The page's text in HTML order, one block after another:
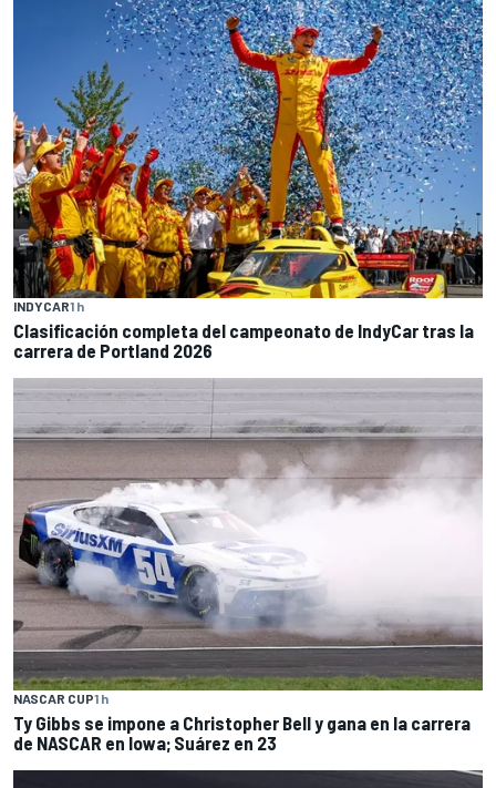
INDYCAR1 h
Clasificación completa del campeonato de IndyCar tras la
carrera de Portland 2026
NASCAR CUP1 h
Ty Gibbs se impone a Christopher Bell y gana en la carrera
de NASCAR en Iowa; Suárez en 23